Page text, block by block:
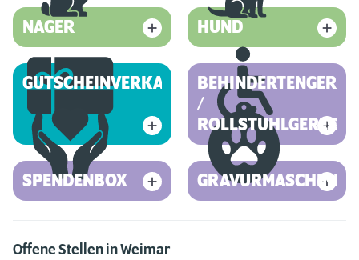
NAGER HUND
GUTSCHEINVERKAUF
/
ROLLSTUHLGERECHT
SPENDENBOX GRAVURMASCHINE
Offene Stellen in Weimar